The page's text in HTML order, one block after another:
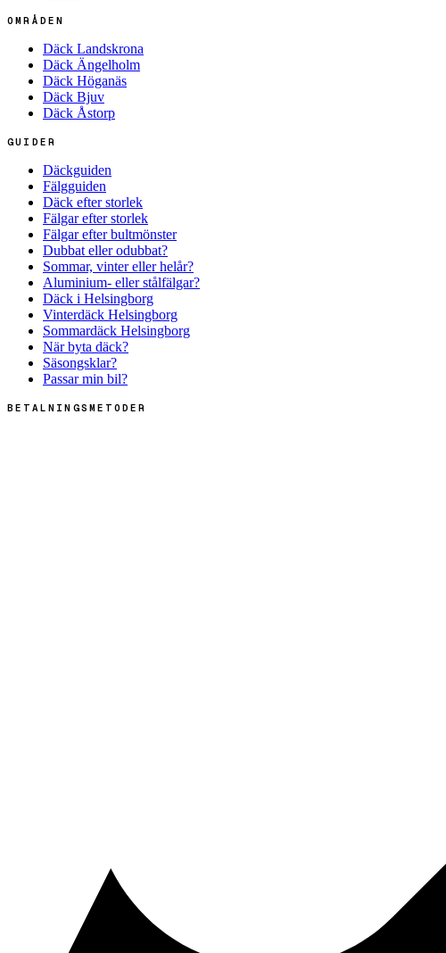
OMRÅDEN
Däck Landskrona
Däck Ängelholm
Däck Höganäs
Däck Bjuv
Däck Åstorp
GUIDER
Däckguiden
Fälgguiden
Däck efter storlek
Fälgar efter storlek
Fälgar efter bultmönster
Dubbat eller odubbat?
Sommar, vinter eller helår?
Aluminium- eller stålfälgar?
Däck i Helsingborg
Vinterdäck Helsingborg
Sommardäck Helsingborg
När byta däck?
Säsongsklar?
Passar min bil?
BETALNINGSMETODER